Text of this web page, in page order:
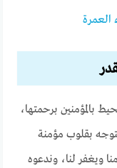
العمرة
بالمؤمنين برحمتها،
بقلوب مؤمنة
ويغفر لنا، وندعوه